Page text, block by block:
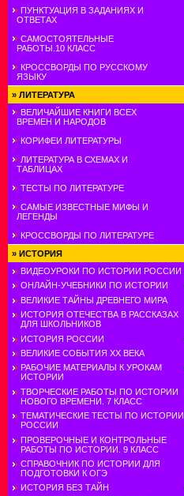
ПУНКТУАЦИЯ В ЗАДАНИЯХ И
ОТВЕТАХ
САМОСТОЯТЕЛЬНЫЕ
РАБОТЫ.10 КЛАСС
КРОССВОРДЫ ПО РУССКОМУ
ЯЗЫКУ
» ЛИТЕРАТУРА
ВЕЛИЧАЙШИЕ КНИГИ ВСЕХ
ВРЕМЕН И НАРОДОВ
КОРИФЕИ ЛИТЕРАТУРЫ
ЛИТЕРАТУРА В СХЕМАХ И
ТАБЛИЦАХ
ТЕСТЫ ПО ЛИТЕРАТУРЕ
САМЫЕ ИЗВЕСТНЫЕ МИФЫ И
ЛЕГЕНДЫ
КРОССВОРДЫ ПО ЛИТЕРАТУРЕ
» ИСТОРИЯ
ВИДЕОУРОКИ ПО ИСТОРИИ РОССИИ
ОНЛАЙН-УЧЕБНИКИ ПО ИСТОРИИ
ВЕЛИКИЕ ТАЙНЫ ДРЕВНЕГО МИРА
ИСТОРИЯ ОТЕЧЕСТВА В РАССКАЗАХ
ДЛЯ ШКОЛЬНИКОВ
ИСТОРИЯ РОССИИ
ВЕЛИКИЕ СОБЫТИЯ ХХ ВЕКА
РАБОЧИЕ МАТЕРИАЛЫ К УРОКАМ
ИСТОРИИ
ТВОРЧЕСКИЕ РАБОТЫ ПО ИСТОРИИ
НОВОГО ВРЕМЕНИ. 7 КЛАСС
ТЕМАТИЧЕСКИЕ ТЕСТЫ ПО ИСТОРИИ
РОССИИ
ПРОВЕРОЧНЫЕ И КОНТРОЛЬНЫЕ
РАБОТЫ ПО ИСТОРИИ. 9 КЛАСС
СПРАВОЧНИК ПО ИСТОРИИ ДЛЯ
ПОДГОТОВКИ К ОГЭ
ИСТОРИЯ БЕЗ ТАЙН